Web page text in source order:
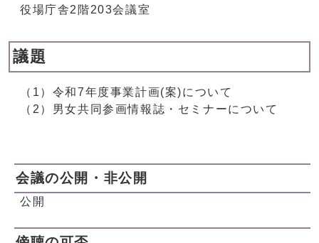
役場庁舎2階203会議室
議題
（1）令和7年度事業計画(案)について
（2）男女共同参画情報誌・セミナーについて
会議の公開・非公開
公開